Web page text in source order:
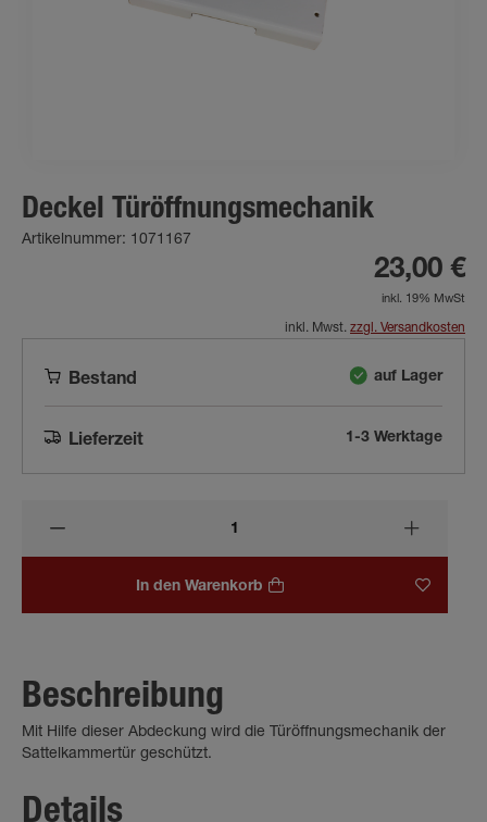
Deckel Türöffnungsmechanik
Artikelnummer: 1071167
23,00 €
inkl. 19% MwSt
inkl. Mwst. zzgl. Versandkosten
Bestand auf Lager
Lieferzeit 1-3 Werktage
In den Warenkorb
Beschreibung
Mit Hilfe dieser Abdeckung wird die Türöffnungsmechanik der
Sattelkammertür geschützt.
Details